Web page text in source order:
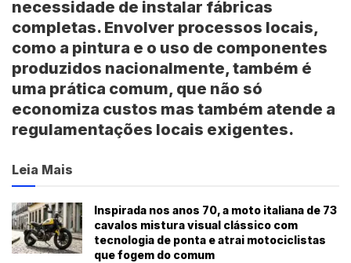
necessidade de instalar fábricas
completas. Envolver processos locais,
como a pintura e o uso de componentes
produzidos nacionalmente, também é
uma prática comum, que não só
economiza custos mas também atende a
regulamentações locais exigentes.
Leia Mais
Inspirada nos anos 70, a moto italiana de 73
cavalos mistura visual clássico com
tecnologia de ponta e atrai motociclistas
que fogem do comum